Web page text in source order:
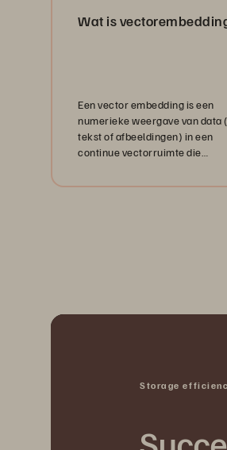
Wat is
Een vector embedding is een
numerieke weergave van data
tekst of afbeeldingen) in een
continue vectorruimte die
vastlegt.
Storage